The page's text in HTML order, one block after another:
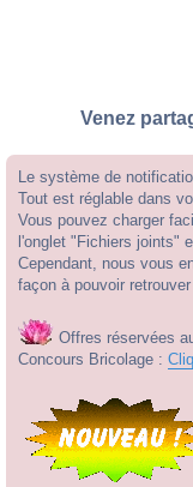
Venez
Le système de
Tout est réglable dans
Vous pouvez charger
l'onglet "Fichiers joints"
Cependant, nous vous
façon à pouvoir
Offres réservées
Concours Bricolage :